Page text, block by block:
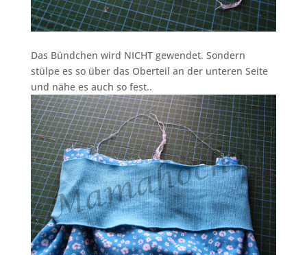
Das Bündchen wird NICHT gewendet. Sondern
stülpe es so über das Oberteil an der unteren Seite
und nähe es auch so fest..